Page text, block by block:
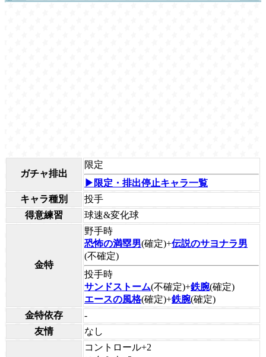
ガチャ排出
限定
▶限定・排出停止キャラ一覧
キャラ種別
投手
得意練習
球速&変化球
金特
野手時
恐怖の満塁男(確定)+伝説のサヨナラ男
(不確定)
投手時
サンドストーム(不確定)+鉄腕(確定)
エースの風格(確定)+鉄腕(確定)
金特依存
-
友情
なし
コントロール+2